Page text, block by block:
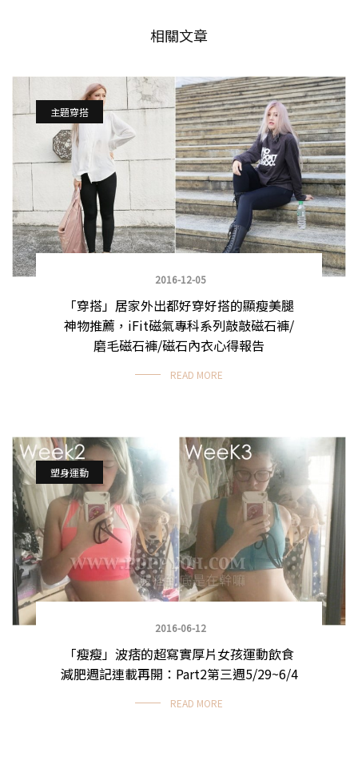
相關文章
主題穿搭
2016-12-05
「穿搭」居家外出都好穿好搭的顯瘦美腿
神物推薦，iFit磁氣專科系列敲敲磁石褲/
磨毛磁石褲/磁石內衣心得報告
READ MORE
塑身運動
2016-06-12
「瘦瘦」波痞的超寫實厚片女孩運動飲食
減肥週記連載再開：Part2第三週5/29~6/4
READ MORE